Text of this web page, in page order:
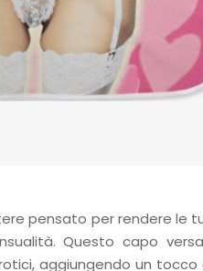
pensato per rendere le
Questo capo
aggiungendo un tocco